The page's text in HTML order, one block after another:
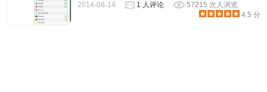
2014-08-14 1 人评论
57215 次人浏览
4.5 分